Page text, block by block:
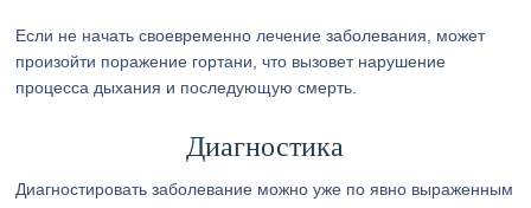
Если не начать своевременно лечение заболевания, может
произойти поражение гортани, что вызовет нарушение
процесса дыхания и последующую смерть.
Диагностика
Диагностировать заболевание можно уже по явно выраженным